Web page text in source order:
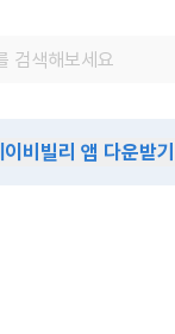
이비빌리 앱 다운받기